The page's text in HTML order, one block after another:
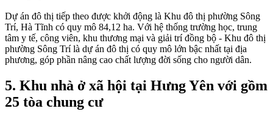
Dự án đô thị tiếp theo được khởi động là Khu đô thị phường Sông
Trí, Hà Tĩnh có quy mô 84,12 ha. Với hệ thống trường học, trung
tâm y tế, công viên, khu thương mại và giải trí đồng bộ - Khu đô thị
phường Sông Trí là dự án đô thị có quy mô lớn bậc nhất tại địa
phương, góp phần nâng cao chất lượng đời sống cho người dân.
5. Khu nhà ở xã hội tại Hưng Yên với gồm
25 tòa chung cư